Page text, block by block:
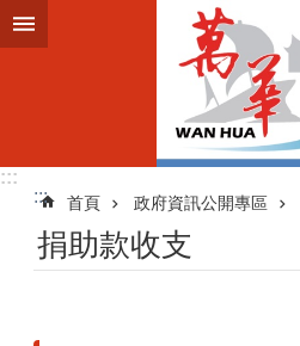
跳到主要內容區塊
:::
:::
首頁 政府資訊公開專區
捐助款收支